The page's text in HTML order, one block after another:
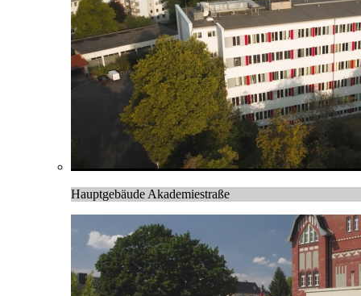
Hauptgebäude Akademiestraße